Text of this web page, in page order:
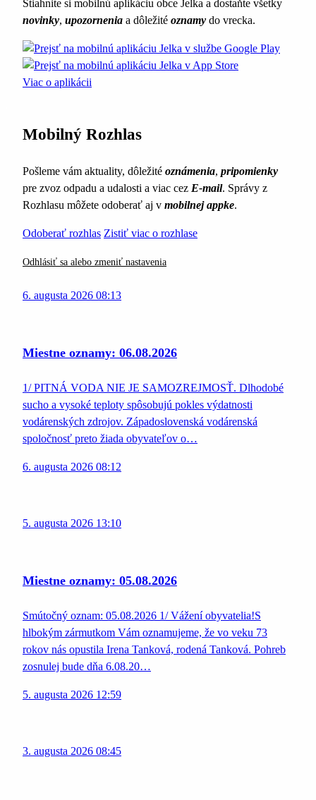
Stiahnite si mobilnú aplikáciu obce Jelka a dostaňte všetky
novinky, upozornenia a dôležité oznamy do vrecka.
Viac o aplikácii
Mobilný Rozhlas
Pošleme vám aktuality, dôležité oznámenia, pripomienky
pre zvoz odpadu a udalosti a viac cez E-mail. Správy z
Rozhlasu môžete odoberať aj v mobilnej appke.
Odoberať rozhlas Zistiť viac o rozhlase
Odhlásiť sa alebo zmeniť nastavenia
6. augusta 2026 08:13
Miestne oznamy: 06.08.2026
1/ PITNÁ VODA NIE JE SAMOZREJMOSŤ. Dlhodobé
sucho a vysoké teploty spôsobujú pokles výdatnosti
vodárenských zdrojov. Západoslovenská vodárenská
spoločnosť preto žiada obyvateľov o…
6. augusta 2026 08:12
5. augusta 2026 13:10
Miestne oznamy: 05.08.2026
Smútočný oznam: 05.08.2026 1/ Vážení obyvatelia!S
hlbokým zármutkom Vám oznamujeme, že vo veku 73
rokov nás opustila Irena Tanková, rodená Tanková. Pohreb
zosnulej bude dňa 6.08.20…
5. augusta 2026 12:59
3. augusta 2026 08:45